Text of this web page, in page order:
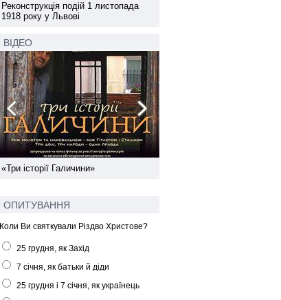
Реконструкція подій 1 листопада
1918 року у Львові
ВІДЕО
«Три історії Галичини»
ОПИТУВАННЯ
Коли Ви святкували Різдво Христове?
25 грудня, як Захід
7 січня, як батьки й діди
25 грудня і 7 січня, як українець